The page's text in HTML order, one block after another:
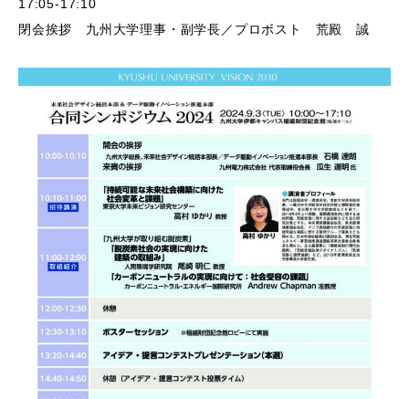
17:05-17:10
閉会挨拶 九州大学理事・副学長／プロボスト 荒殿 誠